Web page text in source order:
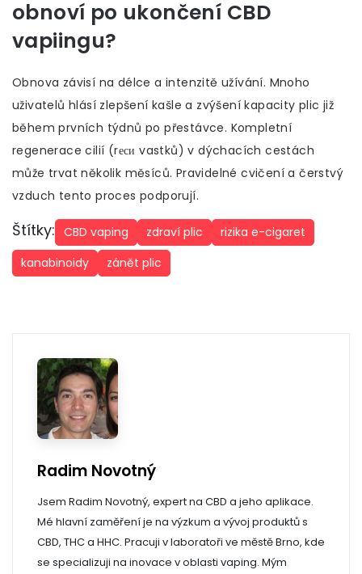
obnoví po ukončení CBD
vapiingu?
Obnova závisí na délce a intenzitě užívání. Mnoho
uživatelů hlásí zlepšení kašle a zvýšení kapacity plic již
během prvních týdnů po přestávce. Kompletní
regenerace cilií (rеси vastků) v dýchacích cestách
může trvat několik měsíců. Pravidelné cvičení a čerstvý
vzduch tento proces podporují.
Štítky: CBD vaping zdraví plic
rizika e-cigaret
kanabinoidy
zánět plic
Radim Novotný
Jsem Radim Novotný, expert na CBD a jeho aplikace.
Mé hlavní zaměření je na výzkum a vývoj produktů s
CBD, THC a HHC. Pracuji v laboratoři ve městě Brno, kde
se specializuji na inovace v oblasti vaping. Mým